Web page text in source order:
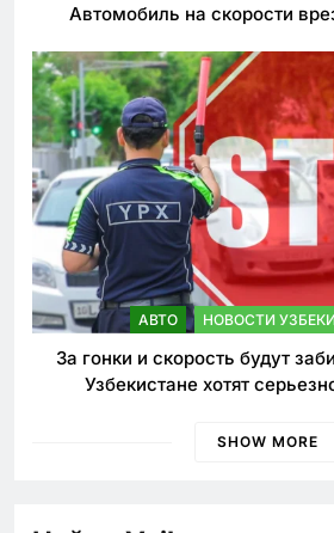
Автомобиль на скорости
АВТО НОВОСТИ
За гонки и скорость будут
Узбекистане хотят
SHOW MORE